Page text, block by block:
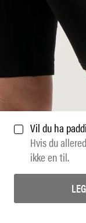
Vil du ha
Hvis du
ikke en til.